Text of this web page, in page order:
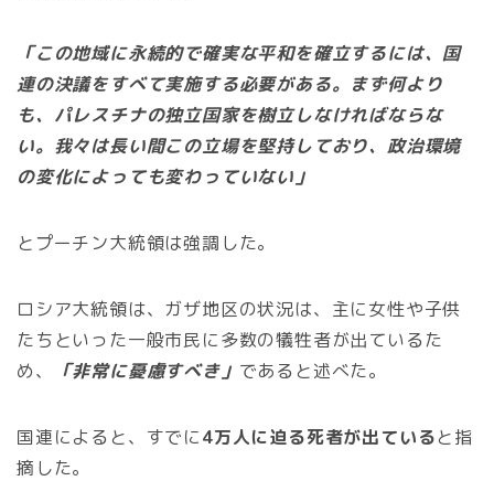
「この地域に永続的で確実な平和を確立するには、国
連の決議をすべて実施する必要がある。まず何より
も、パレスチナの独立国家を樹立しなければならな
い。我々は長い間この立場を堅持しており、政治環境
の変化によっても変わっていない」
とプーチン大統領は強調した。
ロシア大統領は、ガザ地区の状況は、主に女性や子供
たちといった一般市民に多数の犠牲者が出ているた
め、
「非常に憂慮すべき」 であると述べた。
国連によると、すでに4万人に迫る死者が出ていると指
摘した。